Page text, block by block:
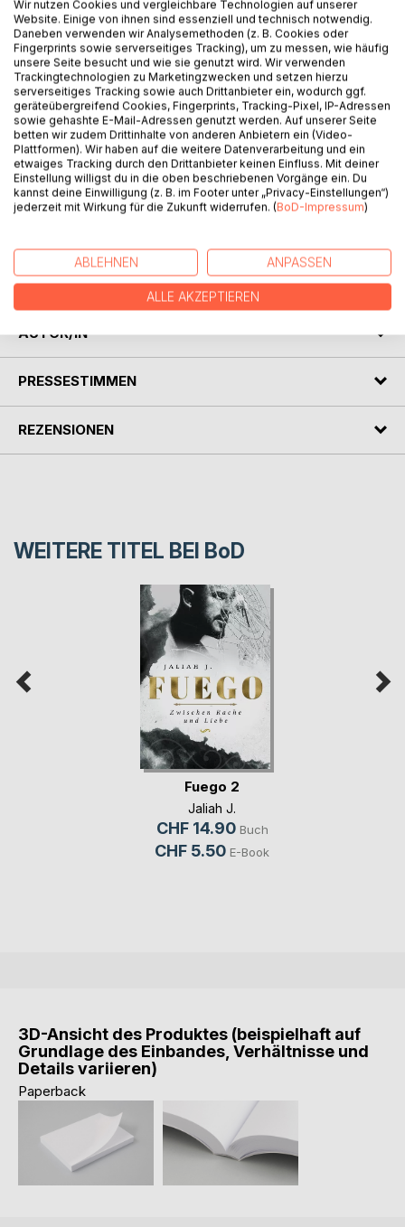
BESCHREIBUNG
Thiago Fuego hat in wenigen Tagen auf besonders
grausame Art fast alles verloren, was ihm im Leben wichtig
war. Es brauchte viele Monate, unendlich lange Nächte und
die Hilfe seiner Brüder, bis er wieder auf die Beine
gekommen ist. Von nun an ist es sein fester Wille, in sein
Familia entstehen zu lassen, und wird auch sein Herz in der
Lage sein, noch einmal neu anzufangen?
AUTOR/IN
PRESSESTIMMEN
REZENSIONEN
WEITERE TITEL BEI BoD
Fuego 2
Jaliah J.
CHF 14.90 Buch
CHF 5.50 E-Book
3D-Ansicht des Produktes (beispielhaft auf
Grundlage des Einbandes, Verhältnisse und
Details variieren)
Paperback
Wir nutzen Cookies und vergleichbare Technologien auf unserer
Website. Einige von ihnen sind essenziell und technisch notwendig.
Daneben verwenden wir Analysemethoden (z. B. Cookies oder
Fingerprints sowie serverseitiges Tracking), um zu messen, wie häufig
unsere Seite besucht und wie sie genutzt wird. Wir verwenden
Trackingtechnologien zu Marketingzwecken und setzen hierzu
serverseitiges Tracking sowie auch Drittanbieter ein, wodurch ggf.
geräteübergreifend Cookies, Fingerprints, Tracking-Pixel, IP-Adressen
sowie gehashte E-Mail-Adressen genutzt werden. Auf unserer Seite
betten wir zudem Drittinhalte von anderen Anbietern ein (Video-
Plattformen). Wir haben auf die weitere Datenverarbeitung und ein
etwaiges Tracking durch den Drittanbieter keinen Einfluss. Mit deiner
Einstellung willigst du in die oben beschriebenen Vorgänge ein. Du
kannst deine Einwilligung (z. B. im Footer unter „Privacy-Einstellungen“)
jederzeit mit Wirkung für die Zukunft widerrufen. (BoD-Impressum)
ABLEHNEN ANPASSEN
ALLE AKZEPTIEREN